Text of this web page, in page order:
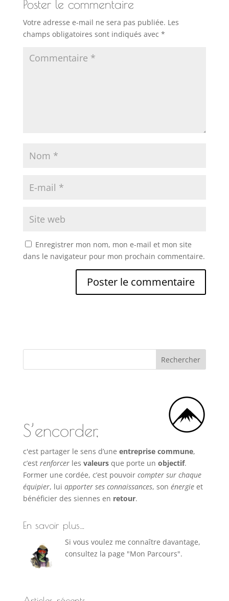
Poster le commentaire
Votre adresse e-mail ne sera pas publiée. Les
champs obligatoires sont indiqués avec *
Enregistrer mon nom, mon e-mail et mon site
dans le navigateur pour mon prochain commentaire.
S’encorder,
c'est partager le sens d’une entreprise commune,
c’est renforcerles valeursque porte un objectif.
Former une cordée, c’est pouvoircompter sur chaque
équipier, lui apporter ses connaissances, son énergieet
bénéficier des siennes en retour.
En savoir plus…
Si vous voulez me connaître davantage,
consultez la page "Mon Parcours".